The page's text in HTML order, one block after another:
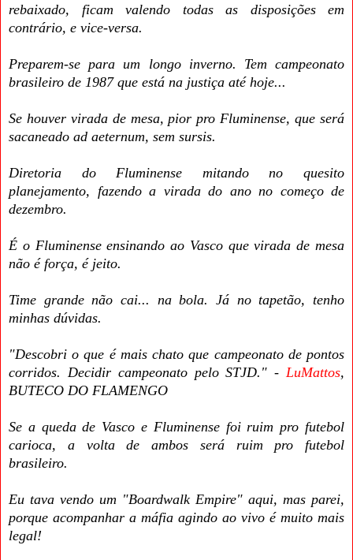
rebaixado, ficam valendo todas as disposições em
contrário, e vice-versa.
Preparem-se para um longo inverno. Tem campeonato
brasileiro de 1987 que está na justiça até hoje...
Se houver virada de mesa, pior pro Fluminense, que será
sacaneado ad aeternum, sem sursis.
Diretoria do Fluminense mitando no quesito
planejamento, fazendo a virada do ano no começo de
dezembro.
É o Fluminense ensinando ao Vasco que virada de mesa
não é força, é jeito.
Time grande não cai... na bola. Já no tapetão, tenho
minhas dúvidas.
"Descobri o que é mais chato que campeonato de pontos
corridos. Decidir campeonato pelo STJD." - LuMattos,
BUTECO DO FLAMENGO
Se a queda de Vasco e Fluminense foi ruim pro futebol
carioca, a volta de ambos será ruim pro futebol
brasileiro.
Eu tava vendo um "Boardwalk Empire" aqui, mas parei,
porque acompanhar a máfia agindo ao vivo é muito mais
legal!